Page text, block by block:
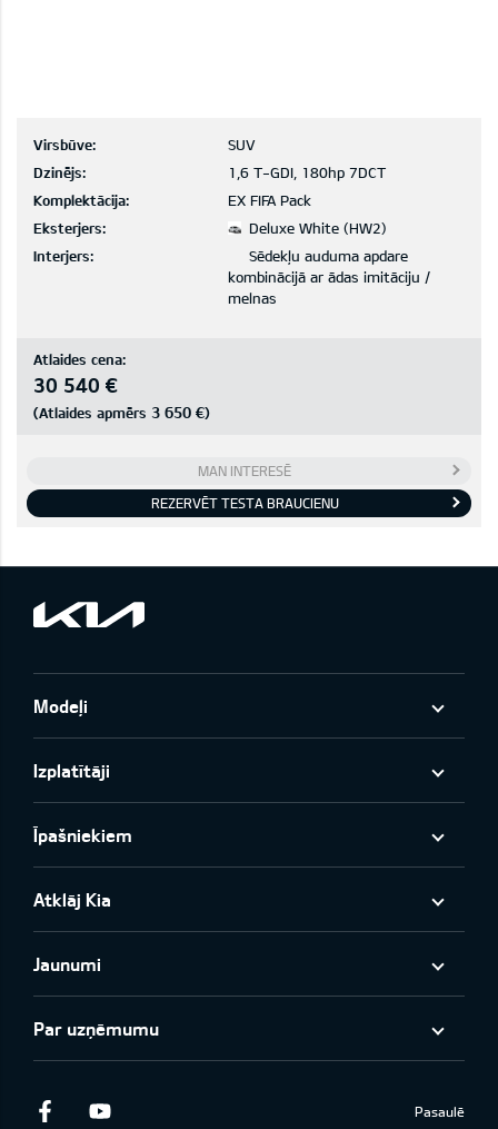
Virsbūve:
SUV
Dzinējs:
1,6 T-GDI, 180hp 7DCT
Komplektācija:
EX FIFA Pack
Eksterjers:
Deluxe White (HW2)
Interjers:
Sēdekļu auduma apdare
kombinācijā ar ādas imitāciju /
melnas
Atlaides cena:
30 540 €
(Atlaides apmērs 3 650 €)
MAN INTERESĒ
REZERVĒT TESTA BRAUCIENU
Modeļi
Izplatītāji
Īpašniekiem
Atklāj Kia
Jaunumi
Par uzņēmumu
Facebook Pasaulē